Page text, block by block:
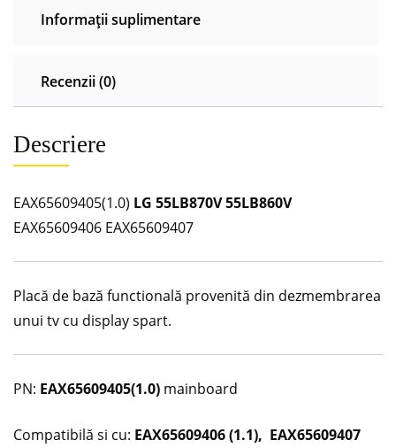
Informații suplimentare
Recenzii (0)
Descriere
EAX65609405(1.0) LG 55LB870V 55LB860V
EAX65609406 EAX65609407
Placă de bază functională provenită din dezmembrarea
unui tv cu display spart.
PN: EAX65609405(1.0) mainboard
Compatibilă si cu: EAX65609406 (1.1), EAX65609407